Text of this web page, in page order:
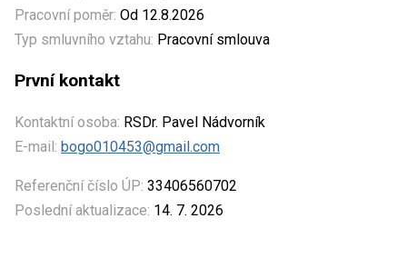
Pracovní poměr: Od 12.8.2026
Typ smluvního vztahu: Pracovní smlouva
První kontakt
Kontaktní osoba: RSDr. Pavel Nádvorník
E-mail: bogo010453@gmail.com
Referenční číslo ÚP: 33406560702
Poslední aktualizace: 14. 7. 2026